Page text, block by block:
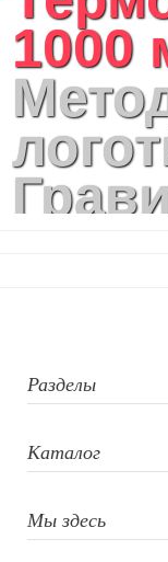
1000
Разделы
Каталог
Мы здесь